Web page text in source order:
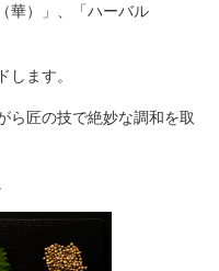
華）」、「ハーバル
ます。
ら匠の技で絶妙な調和を取